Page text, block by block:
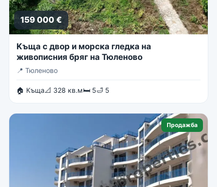
159 000 €
Kъща с двор и морска гледка на
живописния бряг на Тюленово
📍 Тюленово
🏠 Къща📐 328 кв.м🛏 5🛁 5
Продажба